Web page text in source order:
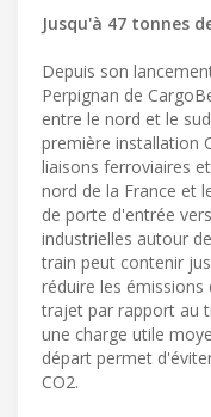
Jusqu'à 47 tonnes
Depuis son
Perpignan de
entre le nord et le
première installation
liaisons ferroviaires
nord de la France et
de porte d'entrée
industrielles autour
train peut contenir
réduire les émissions
trajet par rapport au
une charge utile
départ permet
CO2.